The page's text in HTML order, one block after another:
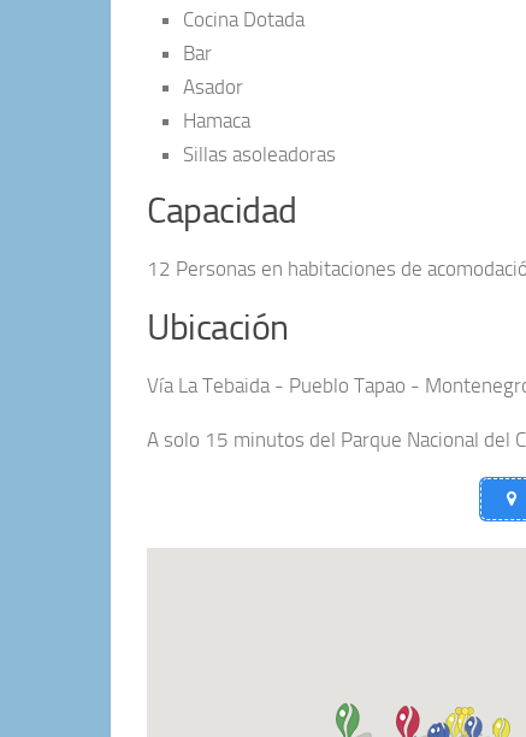
Cocina Dotada
Bar
Asador
Hamaca
Sillas asoleadoras
Capacidad
12 Personas en habitaciones de
Ubicación
Vía La Tebaida - Pueblo Tapao -
A solo 15 minutos del Parque Nacional del